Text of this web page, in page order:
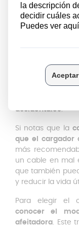
comprar
supone un
además de
o incluso las
puede
delicado que
accidentales.
Si notas que la
que el cargador
más
un cable en mal
que también
y reducir la vida
Para elegir el
conocer el
afeitadora. Este